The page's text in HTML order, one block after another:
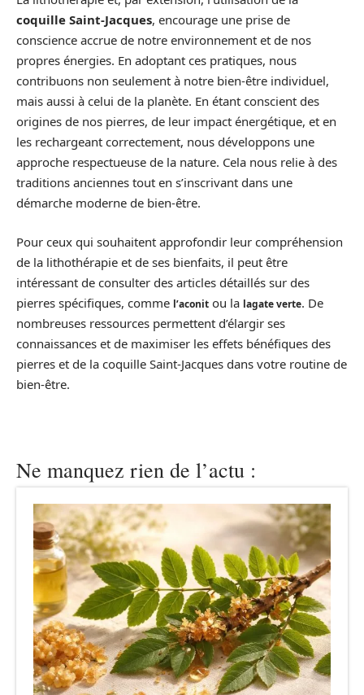
coquille Saint-Jacques, encourage une prise de
conscience accrue de notre environnement et de nos
propres énergies. En adoptant ces pratiques, nous
contribuons non seulement à notre bien-être individuel,
mais aussi à celui de la planète. En étant conscient des
origines de nos pierres, de leur impact énergétique, et en
les rechargeant correctement, nous développons une
approche respectueuse de la nature. Cela nous relie à des
traditions anciennes tout en s’inscrivant dans une
démarche moderne de bien-être.
Pour ceux qui souhaitent approfondir leur compréhension
de la lithothérapie et de ses bienfaits, il peut être
intéressant de consulter des articles détaillés sur des
pierres spécifiques, comme l’aconit ou la lagate verte. De
nombreuses ressources permettent d’élargir ses
connaissances et de maximiser les effets bénéfiques des
pierres et de la coquille Saint-Jacques dans votre routine de
bien-être.
Ne manquez rien de l’actu :